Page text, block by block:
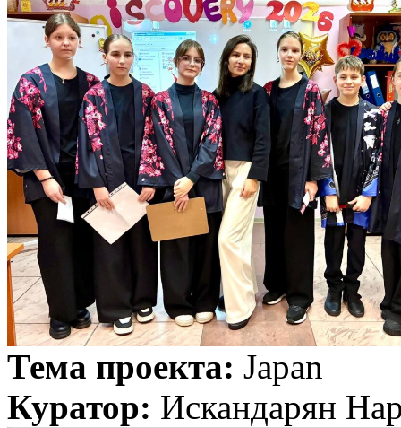
Тема проекта: Japan
Куратор: Искандарян